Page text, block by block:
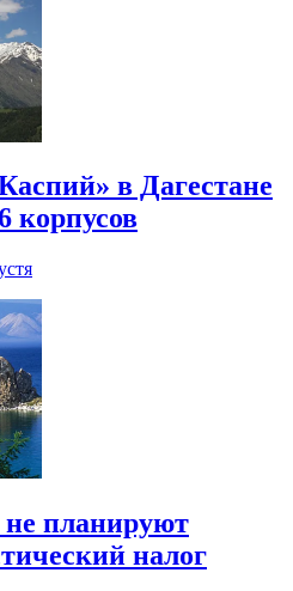
в Дагестане
корпусов
планируют
налог